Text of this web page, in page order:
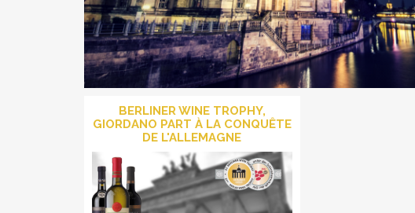
BERLINER WINE TROPHY,
GIORDANO PART À LA CONQUÊTE
DE L'ALLEMAGNE